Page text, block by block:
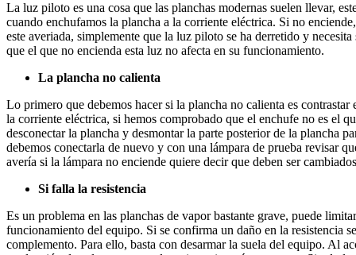
La luz piloto es una cosa que las planchas modernas suelen llevar,
cuando enchufamos la plancha a la corriente eléctrica. Si no
este averiada, simplemente que la luz piloto se ha derretido y
que el que no encienda esta luz no afecta en su funcionamiento.
La plancha no calienta
Lo primero que debemos hacer si la plancha no calienta es contrastar
la corriente eléctrica, si hemos comprobado que el enchufe no es el
desconectar la plancha y desmontar la parte posterior de la plancha
debemos conectarla de nuevo y con una lámpara de prueba revisar
avería si la lámpara no enciende quiere decir que deben ser
Si falla la resistencia
Es un problema en las planchas de vapor bastante grave, puede
funcionamiento del equipo. Si se confirma un daño en la resistencia
complemento. Para ello, basta con desarmar la suela del equipo. Al